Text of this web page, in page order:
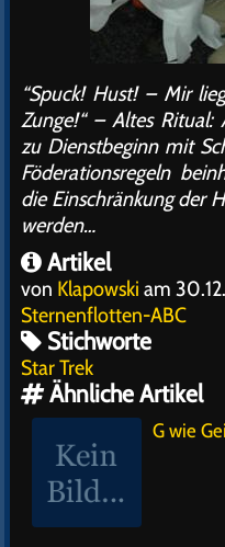
“Spuck! Hust! – Mir
Zunge!“ – Altes Ritual:
zu Dienstbeginn mit
Föderationsregeln
die Einschränkung der
werden…
Artikel
von Klapowski am
Sternenflotten-ABC
Stichworte
Star Trek
Ähnliche Artikel
G wie